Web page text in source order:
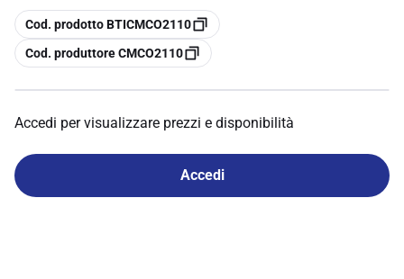
copia
Cod. prodotto BTICMCO2110
copia
Cod. produttore CMCO2110
Accedi per visualizzare prezzi e disponibilità
Accedi